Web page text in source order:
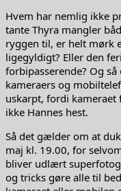
Hvem har nemlig ikke
tante Thyra mangler
ryggen til, er helt mørk
ligegyldigt? Eller den
forbipasserende? Og
kameraers og
uskarpt, fordi kameraet
ikke Hannes hest.
Så det gælder om at
maj kl. 19.00, for
bliver udlært
og tricks gøre alle til